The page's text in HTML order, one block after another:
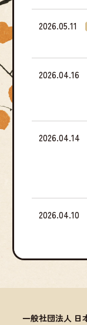
2026.05.11
2026.04.16
2026.04.14
2026.04.10
2026.04.07
一般社団法人 日